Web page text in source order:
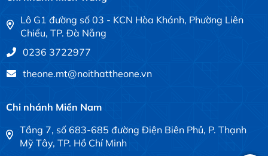
Lô G1 đường số 03 - KCN Hòa Khánh, Phường Liên
Chiểu, TP. Đà Nẵng
0236 3722977
theone.mt@noithattheone.vn
Chi nhánh Miền Nam
Tầng 7, số 683-685 đường Điện Biên Phủ, P. Thạnh
Mỹ Tây, TP. Hồ Chí Minh